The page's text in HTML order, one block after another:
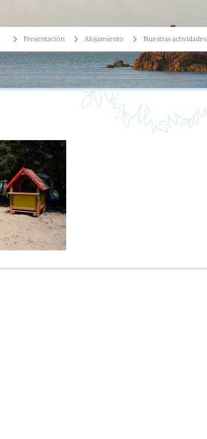
Presentación Alojamiento Nuestras actividades